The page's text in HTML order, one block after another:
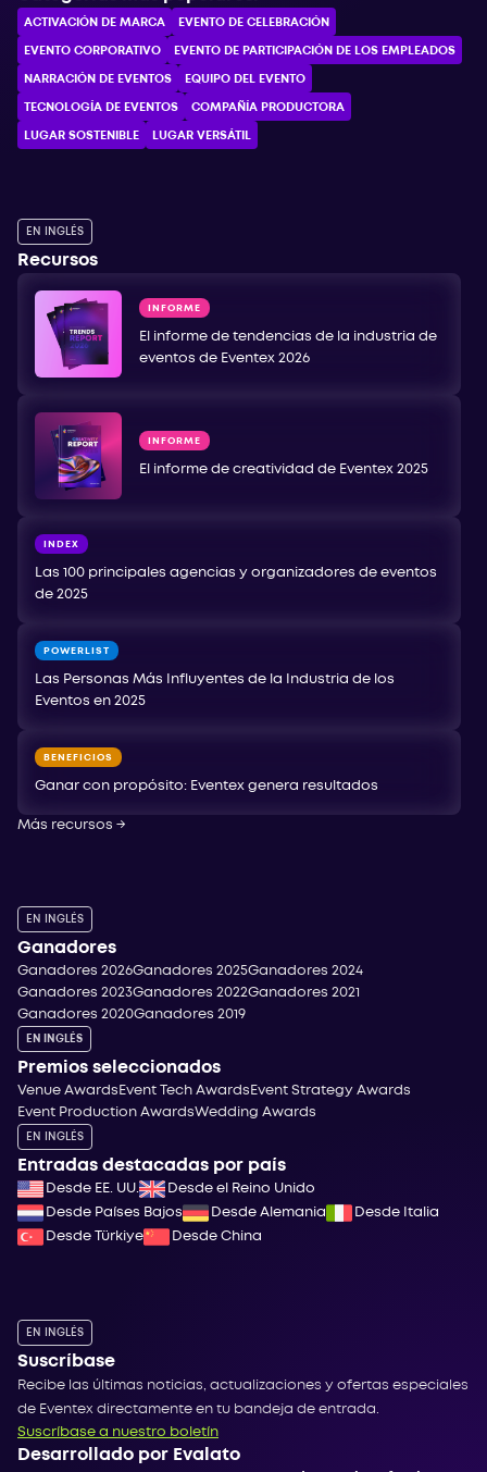
ACTIVACIÓN DE MARCA EVENTO DE CELEBRACIÓN
EVENTO CORPORATIVO EVENTO DE PARTICIPACIÓN DE LOS EMPLEADOS
NARRACIÓN DE EVENTOS EQUIPO DEL EVENTO
TECNOLOGÍA DE EVENTOS COMPAÑÍA PRODUCTORA
LUGAR SOSTENIBLE LUGAR VERSÁTIL
EN INGLÉS
Recursos
INFORME
El informe de tendencias de la industria de
eventos de Eventex 2026
INFORME
El informe de creatividad de Eventex 2025
INDEX
Las 100 principales agencias y organizadores de eventos
de 2025
POWERLIST
Las Personas Más Influyentes de la Industria de los
Eventos en 2025
BENEFICIOS
Ganar con propósito: Eventex genera resultados
Más recursos →
EN INGLÉS
Ganadores
Ganadores 2026Ganadores 2025Ganadores 2024
Ganadores 2023Ganadores 2022Ganadores 2021
Ganadores 2020Ganadores 2019
EN INGLÉS
Premios seleccionados
Venue Awards Event Tech Awards Event Strategy Awards
Event Production AwardsWedding Awards
EN INGLÉS
Entradas destacadas por país
Desde EE. UU.
Desde el Reino Unido
Desde Países Bajos
Desde Alemania
Desde Italia
Desde Türkiye
Desde China
EN INGLÉS
Suscríbase
Recibe las últimas noticias, actualizaciones y ofertas especiales
de Eventex directamente en tu bandeja de entrada.
Suscríbase a nuestro boletín
Desarrollado por Evalato